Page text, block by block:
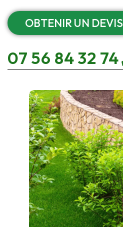
OBTENIR UN DEVIS
07 56 84 32 74